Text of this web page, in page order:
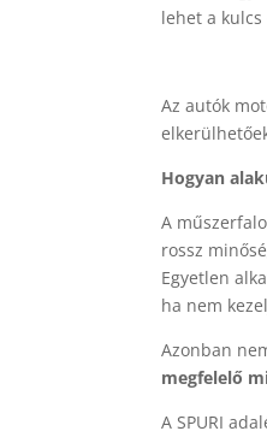
lehet a
Az autók
Hogyan
A
rossz
Egyetlen
ha nem
Azonban
megfelelő
A SPURI